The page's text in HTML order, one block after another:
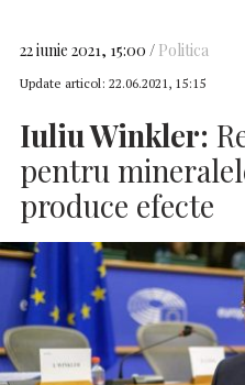
22 iunie 2021, 15:00 Politica
Update articol: 22.06.2021, 15:15
Iuliu Winkler:
pentru
produce efecte